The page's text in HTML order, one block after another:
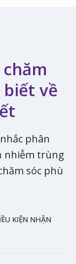
biết về
phân
nhiễm trùng
sóc phù
KIỆN NHẬN